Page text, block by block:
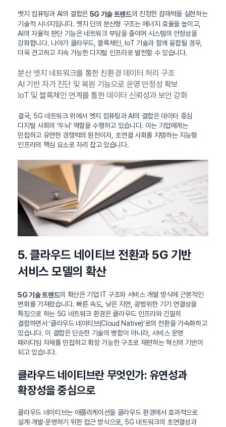
엣지 컴퓨팅과 AI의 결합은 5G 기술 트렌드의 진정한 잠재력을 실현하는
기술적 시너지입니다. 엣지 단의 분산형 구조는 에너지 효율을 높이고,
AI의 자율적 판단 기능은 네트워크 부담을 줄이며 시스템의 안정성을
강화합니다. 나아가 클라우드, 블록체인, IoT 기술과 함께 융합될 경우,
더욱 견고하고 지속 가능한 디지털 인프라로 발전할 수 있습니다.
분산 엣지 네트워크를 통한 친환경 데이터 처리 구조
AI 기반 자가 진단 및 복원 기능으로 운영 안정성 확보
IoT 및 블록체인 연계를 통한 데이터 신뢰성과 보안 강화
결국, 5G 네트워크 위에서 엣지 컴퓨팅과 AI의 결합은 데이터 중심
디지털 사회의 ‘두뇌’ 역할을 수행하고 있습니다. 이는 기업에게는
민첩하고 유연한 경쟁력의 원천이자, 초연결 사회를 지탱하는 지능형
인프라의 핵심 요소로 자리 잡고 있습니다.
5. 클라우드 네이티브 전환과 5G 기반
서비스 모델의 확산
5G 기술 트렌드의 확산은 기업 IT 구조와 서비스 개발 방식에 근본적인
변화를 가져왔습니다. 빠른 속도, 낮은 지연, 광범위한 기기 연결성을
특징으로 하는 5G 네트워크 환경은 클라우드 인프라와 긴밀히
결합하면서 ‘클라우드 네이티브(Cloud Native)’로의 전환을 가속화하고
있습니다. 이 결합은 단순한 기술의 병합이 아니라, 서비스 운영
패러다임 자체를 민첩하고 확장 가능한 구조로 재편하는 혁신의 기반이
되고 있습니다.
클라우드 네이티브란 무엇인가: 유연성과
확장성을 중심으로
클라우드 네이티브는 애플리케이션을 클라우드 환경에서 효과적으로
설계·개발·운영하기 위한 접근 방식으로, 5G 네트워크의 초연결성과